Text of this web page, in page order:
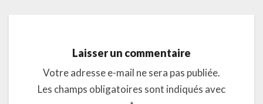
Laisser un commentaire
Votre adresse e-mail ne sera pas publiée.
Les champs obligatoires sont indiqués avec